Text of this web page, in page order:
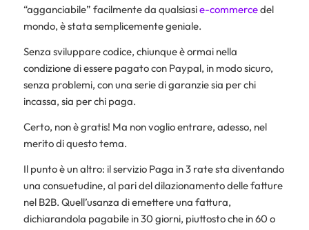
“agganciabile” facilmente da qualsiasie-commercedel
mondo, è stata semplicemente geniale.
Senza sviluppare codice, chiunque è ormai nella
condizione di essere pagato con Paypal, in modo sicuro,
senza problemi, con una serie di garanzie sia per chi
incassa, sia per chi paga.
Certo, non è gratis! Ma non voglio entrare, adesso, nel
merito di questo tema.
Il punto è un altro: il servizio Paga in 3 rate sta diventando
una consuetudine, al pari del dilazionamento delle fatture
nel B2B. Quell’usanza di emettere una fattura,
dichiarandola pagabile in 30 giorni, piuttosto che in 60 o